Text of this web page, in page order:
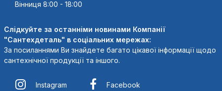
Вінниця 8:00 - 18:00
Слідкуйте за останніми новинами Компанії
"Сантехдеталь" в соціальних мережах:
За посиланнями Ви знайдете багато цікавої інформації щодо
сантехнічної продукції та іншого.
Instagram Facebook